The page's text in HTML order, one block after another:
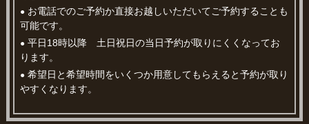
● お電話でのご予約か直接お越しいただいてご予約することも
可能です。
● 平日18時以降 土日祝日の当日予約が取りにくくなってお
ります。
● 希望日と希望時間をいくつか用意してもらえると予約が取り
やすくなります。